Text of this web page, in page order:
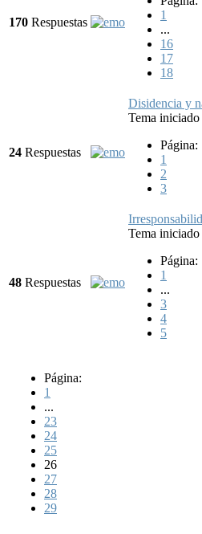
170 Respuestas
1
...
16
17
18
24 Respuestas
Disidencia y
Tema
Página:
1
2
3
48 Respuestas
Tema
Página:
1
...
3
4
5
Página:
1
...
23
24
25
26
27
28
29